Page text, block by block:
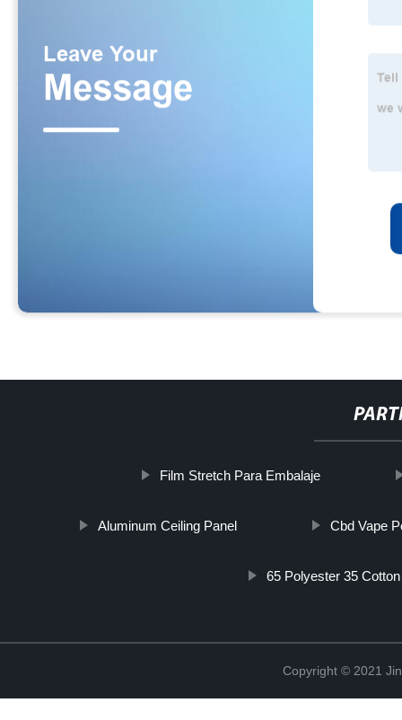
Film Stretch Para Embalaje
Aluminum Ceiling Panel Cbd Vape
65 Polyester 35 Cotton
Copyright © 2021